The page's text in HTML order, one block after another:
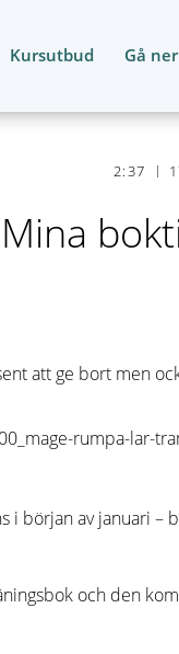
Kursutbud Gå
2:37
Mina
att ge bort men
i början av januari
och den